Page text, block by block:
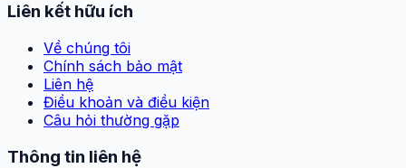
Liên kết hữu ích
Về chúng tôi
Chính sách bảo mật
Liên hệ
Điều khoản và điều kiện
Câu hỏi thường gặp
Thông tin liên hệ